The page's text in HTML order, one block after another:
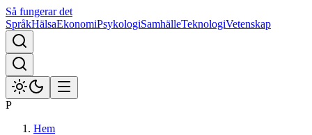
Så fungerar det
SpråkHälsaEkonomiPsykologiSamhälleTeknologiVetenskap
P
Hem